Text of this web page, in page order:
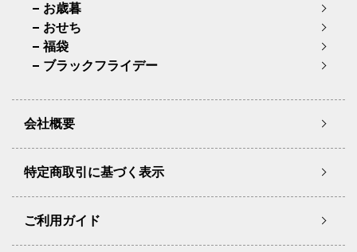
お歳暮
おせち
福袋
ブラックフライデー
会社概要
特定商取引に基づく表示
ご利用ガイド